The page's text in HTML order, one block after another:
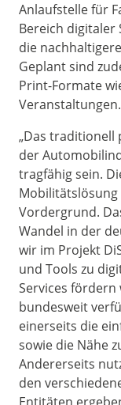
Anlaufstelle für
Bereich digitaler
die
Geplant sind
Print-Formate
Veranstaltungen.
„Das
der
tragfähig sein.
Vordergrund.
Wandel in der
wir im Projekt
und Tools zu
Services fördern
bundesweit
einerseits die
sowie die Nähe
Andererseits
den